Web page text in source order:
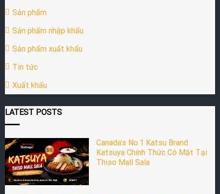
Sản phẩm
Sản phẩm nhập khẩu
Sản phẩm xuất khẩu
Tin tức
Xuất khẩu
LATEST POSTS
Canada’s No.1 Katsu Brand
Katsuya Chính Thức Có Mặt Tại
Thiso Mall Sala